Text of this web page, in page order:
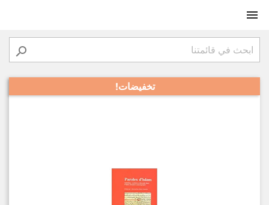


تخفيضات!